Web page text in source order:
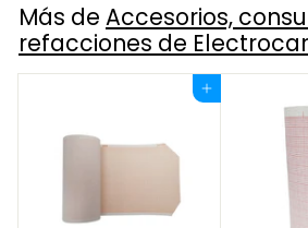
Más de Accesorios,
refacciones de
Agregar al carrito